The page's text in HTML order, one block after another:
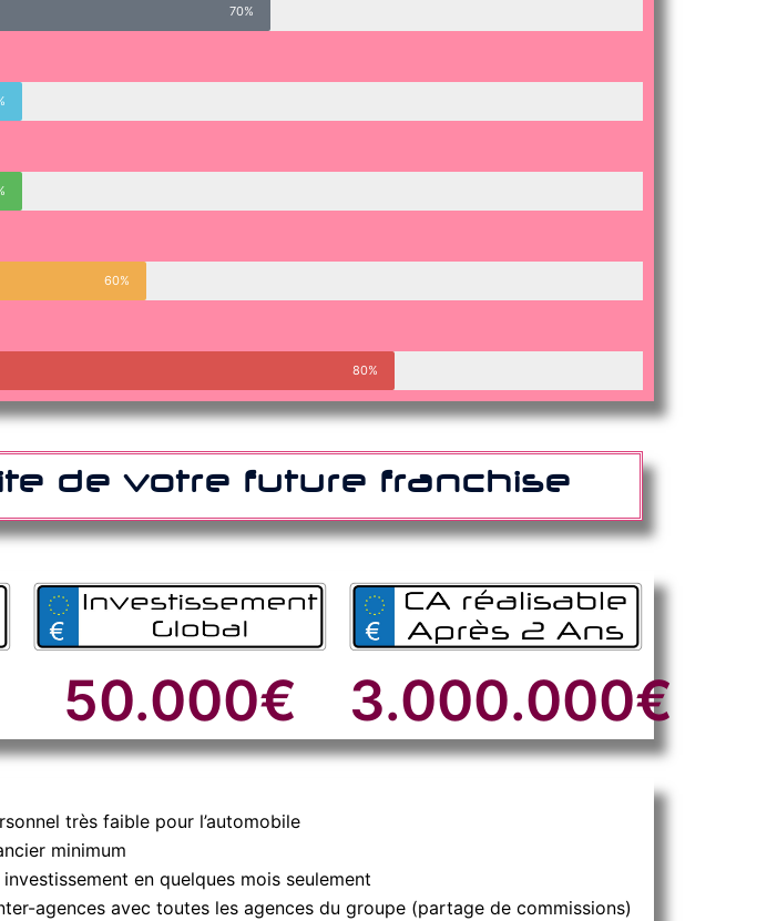
70%
60%
80%
de votre future franchise
50.000€ 3.000.000€
très faible pour l’automobile
minimum
en quelques mois seulement
agences avec toutes les agences du groupe (partage de commissions)